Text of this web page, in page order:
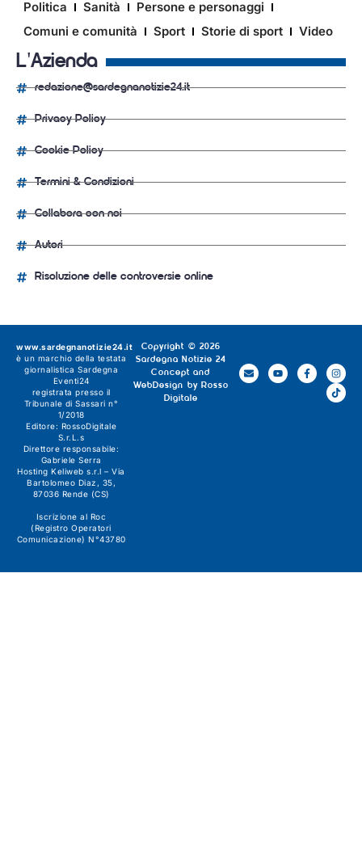
Politica Sanità
Persone e personaggi
Comuni e comunità
Sport Storie di sport Video
L'Azienda
redazione@sardegnanotizie24.it
Privacy Policy
Cookie Policy
Termini & Condizioni
Collabora con noi
Autori
Risoluzione delle controversie online
Copyright © 2026
Sardegna Notizie 24
Concept and
WebDesign by Rosso
Digitale
www.sardegnanotizie24.it
è un marchio della testata
giornalistica Sardegna
Eventi24
registrata presso il
Tribunale di Sassari n°
1/2018
Editore: RossoDigitale
S.r.L.s
Direttore responsabile:
Gabriele Serra
Hosting Keliweb s.r.l – Via
Bartolomeo Diaz, 35,
87036 Rende (CS)
Iscrizione al Roc
(Registro Operatori
Comunicazione) N°43780